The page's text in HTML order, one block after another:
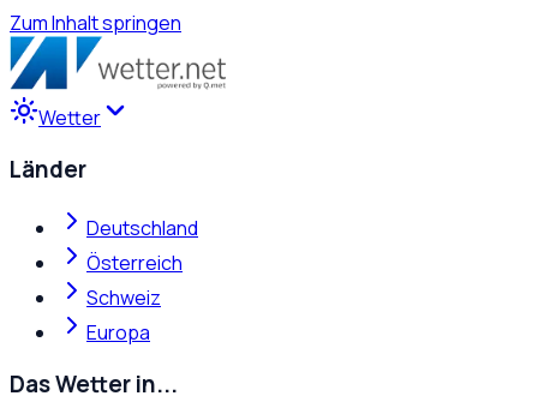
Zum Inhalt springen
Wetter
Länder
Deutschland
Österreich
Schweiz
Europa
Das Wetter in...